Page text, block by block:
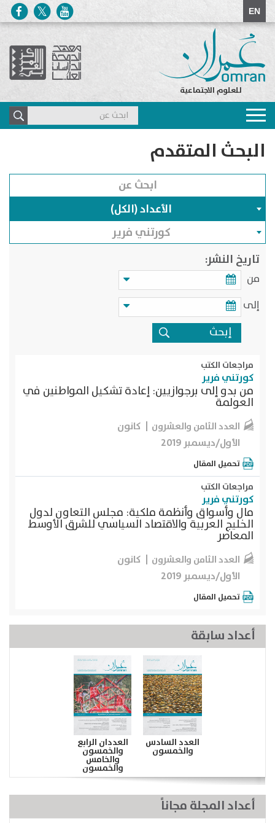
EN
للعلوم الاجتماعية
Toggle
navigation
البحث المتقدم
الأعداد (الكل)
كورتني فرير
تاريخ النشر:
من
إلى
مراجعات الكتب
كورتني فرير
من بدو إلى برجوازيين: إعادة تشكيل المواطنين في
العولمة
العدد الثامن والعشرون
كانون
الأول/ديسمبر 2019
تحميل المقال
مراجعات الكتب
كورتني فرير
مال وأسواق وأنظمة ملكية: مجلس التعاون لدول
الخليج العربية والاقتصاد السياسي للشرق الأوسط
المعاصر
العدد الثامن والعشرون
كانون
الأول/ديسمبر 2019
تحميل المقال
أعداد سابقة
العدد السادس
والخمسون
العددان الرابع
والخمسون
والخامس
والخمسون
أعداد المجلة مجاناً